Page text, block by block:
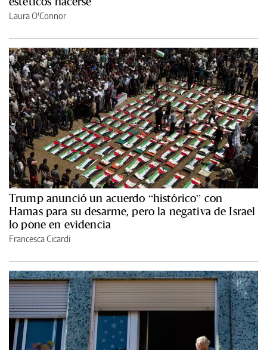
Laura O'Connor
Trump anunció un acuerdo “histórico” con
Hamas para su desarme, pero la negativa de Israel
lo pone en evidencia
Francesca Cicardi